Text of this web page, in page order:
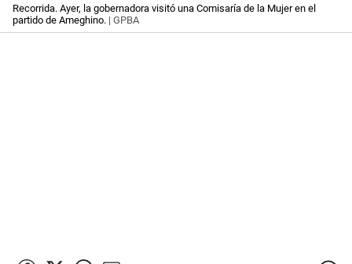
Recorrida. Ayer, la gobernadora visitó una Comisaría de la Mujer en el
partido de Ameghino. | GPBA